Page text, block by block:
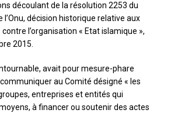
découlant de la résolution 2253 du
l’Onu, décision historique relative aux
l’organisation « Etat islamique »,
2015.
avait pour mesure-phare
au Comité désigné « les
entreprises et entités qui
à financer ou soutenir des actes